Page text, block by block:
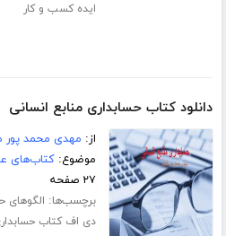
ایده کسب و کار
دانلود کتاب حسابداری منابع انسانی
از: مهدی محمد پور
موضوع:کتاب‌های
۲۷ صفحه
برچسب‌ها: الگوهای
دی اف کتاب